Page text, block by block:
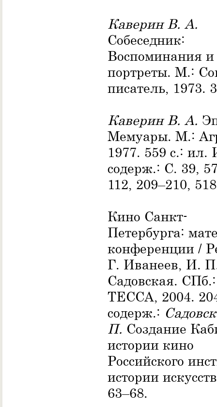
Каверин В. А.
Собеседник:
Воспоминания и
портреты. М.:
писатель, 1973.
Каверин В. А.
Мемуары. М.:
1977. 559 с.: ил.
содерж.: С. 39,
112, 209–210,
Кино Санкт-
Петербурга:
конференции /
Г. Иванеев, И.
Садовская. СПб.:
ТЕССА, 2004.
содерж.:
П. Создание
истории кино
Российского
истории
63–68.